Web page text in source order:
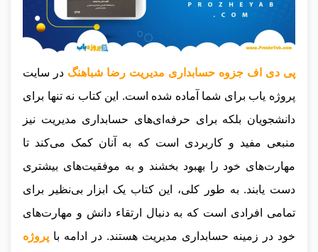
پی دی اف جزوه حسابداری مدیریت رضا شباهنگ در سایت
پروژه یاب برای شما آماده شده است. این کتاب نه تنها برای
دانشجویان بلکه برای حرفه‌ای‌های حسابداری مدیریت نیز
منبعی مفید و کاربردی است که به آنان کمک می‌کند تا
مهارت‌های خود را بهبود بخشند و به موفقیت‌های بیشتری
دست یابند. به طور کلی، این کتاب یک ابزار بی‌نظیر برای
تمامی افرادی است که به دنبال ارتقاء دانش و مهارت‌های
خود در زمینه حسابداری مدیریت هستند. در ادامه با پروژه